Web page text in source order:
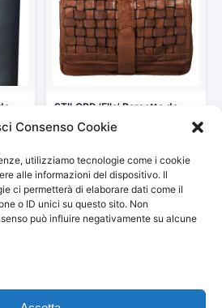
Consenso Cookie
utilizziamo tecnologie come i cookie
alle informazioni del dispositivo. Il
ci permetterà di elaborare dati come il
o ID unici su questo sito. Non
può influire negativamente su alcune
STILORD ‘Ella’ Borsetta da
donna pelle marrone piccola…
Vedi storico